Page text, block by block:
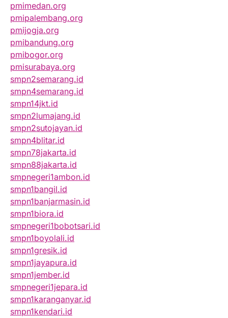
pmimedan.org
pmipalembang.org
pmijogja.org
pmibandung.org
pmibogor.org
pmisurabaya.org
smpn2semarang.id
smpn4semarang.id
smpn14jkt.id
smpn2lumajang.id
smpn2sutojayan.id
smpn4blitar.id
smpn78jakarta.id
smpn88jakarta.id
smpnegeri1ambon.id
smpn1bangil.id
smpn1banjarmasin.id
smpn1biora.id
smpnegeri1bobotsari.id
smpn1boyolali.id
smpn1gresik.id
smpn1jayapura.id
smpn1jember.id
smpnegeri1jepara.id
smpn1karanganyar.id
smpn1kendari.id